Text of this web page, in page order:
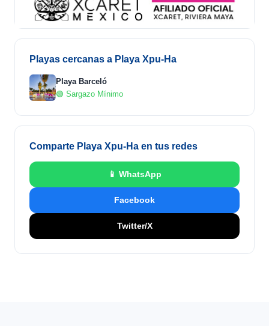
Playas cercanas a Playa Xpu-Ha
Playa Barceló
🟢 Sargazo Mínimo
Comparte Playa Xpu-Ha en tus redes
📱 WhatsApp
Facebook
Twitter/X